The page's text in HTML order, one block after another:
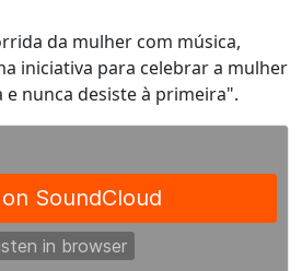
da mulher com música,
iniciativa para celebrar a mulher
nunca desiste à primeira".